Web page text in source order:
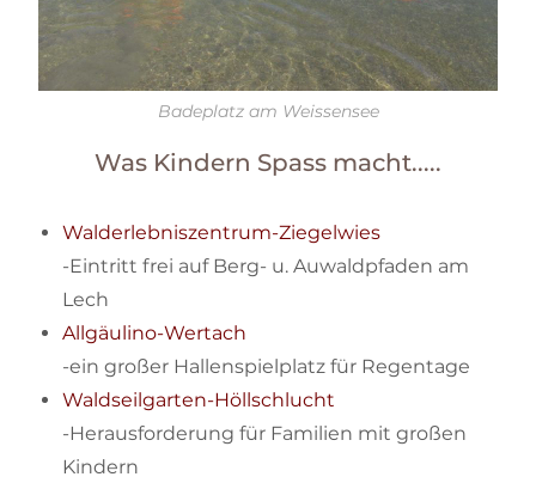
Was Kindern Spass macht.....
Walderlebniszentrum-Ziegelwies
-Eintritt frei auf Berg- u. Auwaldpfaden am
Lech
Allgäulino-Wertach
-ein großer Hallenspielplatz für Regentage
Waldseilgarten-Höllschlucht
-Herausforderung für Familien mit großen
Kindern
Badeplatz am Weissensee